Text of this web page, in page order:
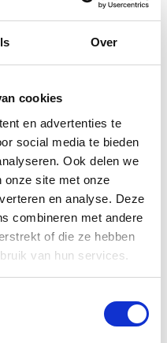
Over
cookies
en advertenties te
social media te bieden
Ook delen we
onze site met onze
en analyse. Deze
combineren met andere
of die ze hebben
van hun services.
veel wordt toegepast in
uitstekende chemische
en veeleisende omgevingen.
gebruikt voor onderdelen
transportgeleidingen. Overal
en duurzaamheid
keuze.
kopen